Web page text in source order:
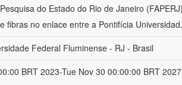
do Estado do Rio de Janeiro
fibras no enlace entre a Pontifícia Universidad
Federal Fluminense - RJ - Brasil
BRT 2023-Tue Nov 30 00:00:00 BRT 2027